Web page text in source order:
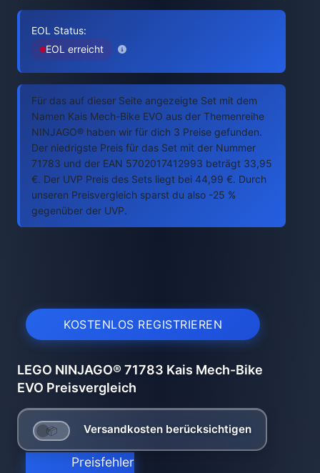
EOL Status:
EOL erreicht
Für das auf dieser Seite angezeigte Set mit dem
Namen Kais Mech-Bike EVO aus der Themenreihe
NINJAGO® haben wir für dich 3 Preise gefunden.
Der niedrigste Preis für das Set mit der Nummer
71783 und der EAN 5702017412993 beträgt 33,95
€. Der UVP Preis des Sets liegt bei 44,99 €. Durch
unseren Preisvergleich sparst du also -25 %
gegenüber der UVP.
KOSTENLOS REGISTRIEREN
LEGO NINJAGO® 71783 Kais Mech-Bike
EVO Preisvergleich
Versandkosten berücksichtigen
Preisfehler